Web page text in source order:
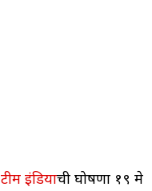
टीम इंडियाची घोषणा १९ मे